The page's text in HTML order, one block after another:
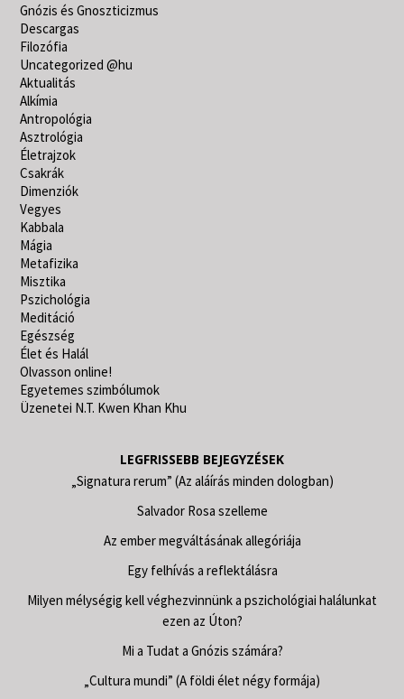
Gnózis és Gnoszticizmus
Descargas
Filozófia
Uncategorized @hu
Aktualitás
Alkímia
Antropológia
Asztrológia
Életrajzok
Csakrák
Dimenziók
Vegyes
Kabbala
Mágia
Metafizika
Misztika
Pszichológia
Meditáció
Egészség
Élet és Halál
Olvasson online!
Egyetemes szimbólumok
Üzenetei N.T. Kwen Khan Khu
LEGFRISSEBB BEJEGYZÉSEK
„Signatura rerum” (Az aláírás minden dologban)
Salvador Rosa szelleme
Az ember megváltásának allegóriája
Egy felhívás a reflektálásra
Milyen mélységig kell véghezvinnünk a pszichológiai halálunkat
ezen az Úton?
Mi a Tudat a Gnózis számára?
„Cultura mundi” (A földi élet négy formája)